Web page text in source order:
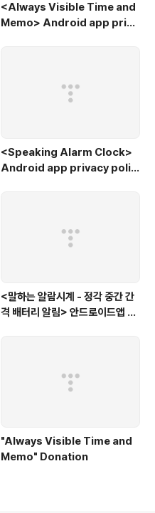
<Always Visible Time and
Memo> Android app priva
<Speaking Alarm Clock>
Android app privacy polic
<말하는 알람시계 - 정각 중간 간
격 배터리 알림> 안드로이드앱 개
"Always Visible Time and
Memo" Donation